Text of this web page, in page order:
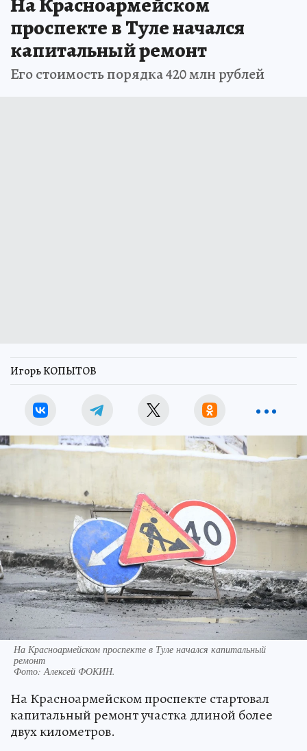
проспекте в Туле начался
капитальный ремонт
Его стоимость порядка 420 млн рублей
Игорь КОПЫТОВ
На Красноармейском проспекте в Туле начался капитальный
ремонт
Фото: Алексей ФОКИН.
На Красноармейском проспекте стартовал
капитальный ремонт участка длиной более
двух километров.